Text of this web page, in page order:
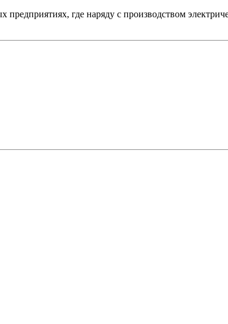
где наряду с производством